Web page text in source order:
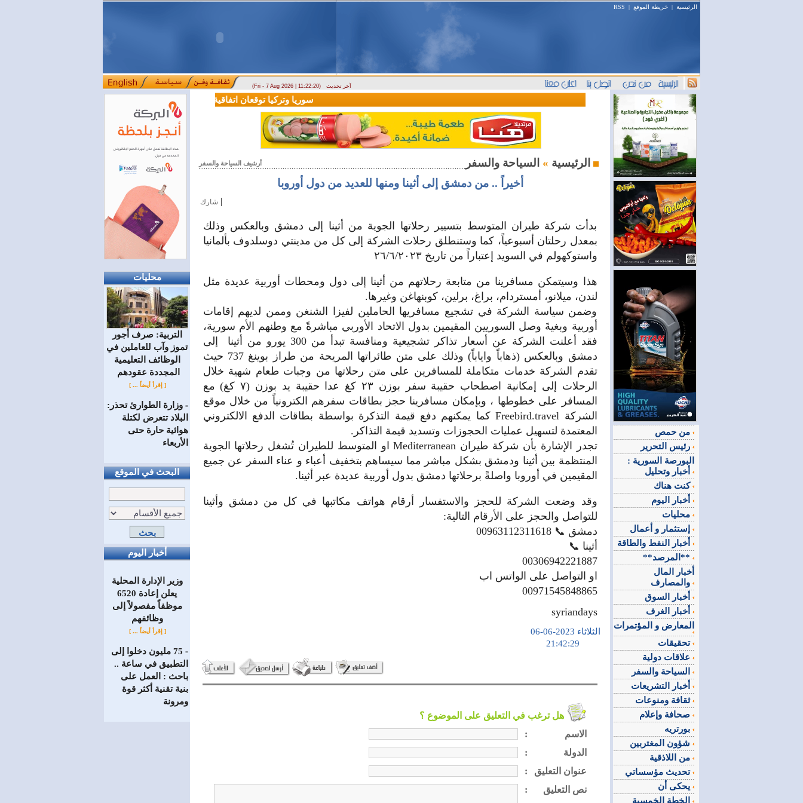
الرئيسية | خريطة الموقع |
RSS
(Fri - 7 Aug 2026 | 11:22:20) آخر تحديث
محليات
التربية: صرف أجور
تموز وآب للعاملين في
الوظائف ‏التعليمية
المجددة عقودهم ‏
[ إقرأ أيضاً ... ]
= وزارة الطوارئ تحذر:
البلاد تتعرض لكتلة
هوائية حارة حتى
الأربعاء
البحث في الموقع
أخبار اليوم
وزير الإدارة المحلية
يعلن إعادة 6520
موظفاً مفصولاً إلى
‏وظائفهم
[ إقرأ أيضاً ... ]
=
75 مليون دخلوا إلى
التطبيق في ساعة ..
باحث : العمل على
بنية تقنية أكثر قوة
ومرونة
سوريا وتركيا توقعان اتفاقية تعاون في مجالي التعليم العالي والبحث العلمي
أرشيف السياحة والسفر الرئيسية »
أخيراً .. من دمشق إلى أثينا ومنها للعديد من دول أوروبا
شارك |
بدأت شركة طيران المتوسط بتسيير رحلاتها الجوية من أثينا إلى دمشق وبالعكس وذلك
بمعدل رحلتان أسبوعياً، كما وستنطلق رحلات الشركة إلى كل من مدينتي دوسلدوف بألمانيا
واستوكهولم في السويد إعتباراً من تاريخ ٢٦/٦/٢٠٢٣
هذا وسيتمكن مسافرينا من متابعة رحلاتهم من أثينا إلى دول ومحطات أوربية عديدة مثل
لندن، ميلانو، أمستردام، براغ، برلين، كوبنهاغن وغيرها.
وضمن سياسة الشركة في تشجيع مسافريها الحاملين لفيزا الشنغن وممن لديهم إقامات
أوربية وبغيةَ وصل السوريين المقيمين بدول الاتحاد الأوربي مباشرةً مع وطنهم الأم سورية،
فقد أعلنت الشركة عن أسعار تذاكر تشجيعية ومنافسة تبدأ من 300 يورو من أثينا إلى
دمشق وبالعكس (ذهاباً واياباً) وذلك على متن طائراتها المريحة من طراز بوينغ 737 حيث
تقدم الشركة خدمات متكاملة للمسافرين على متن رحلاتها من وجبات طعام شهية خلال
الرحلات إلى إمكانية اصطحاب حقيبة سفر بوزن ٢٣ كغ عدا حقيبة يد بوزن (٧ كغ) مع
المسافر على خطوطها ، وبإمكان مسافرينا حجز بطاقات سفرهم الكترونياً من خلال موقع
الشركة Freebird.travel كما يمكنهم دفع قيمة التذكرة بواسطة بطاقات الدفع الالكتروني
المعتمدة لتسهيل عمليات الحجوزات وتسديد قيمة التذاكر.
تجدر الإشارة بأن شركة طيران Mediterranean او المتوسط للطيران تُشغل رحلاتها الجوية
المنتظمة بين أثينا ودمشق بشكل مباشر مما سيساهم بتخفيف أعباء و عناء السفر عن جميع
المقيمين في أوروبا واصلةً برحلاتها دمشق بدول أوربية عديدة عبر أثينا.
وقد وضعت الشركة للحجز والاستفسار أرقام هواتف مكاتبها في كل من دمشق وأثينا
للتواصل والحجز على الأرقام التالية:
دمشق 📞 00963112311618
أثينا 📞
00306942221887
او التواصل على الواتس اب
00971545848865
syriandays
الثلاثاء 2023-06-06
هل ترغب في التعليق على الموضوع ؟
:
الاسم
:
الدولة
:
عنوان التعليق
:
نص التعليق
البورصة السورية :
كنت هناك
**المرصد**
أخبار المال
المعارض و المؤتمرات
تحقيقات
ثقافة ومنوعات
تحديث مؤسساتي